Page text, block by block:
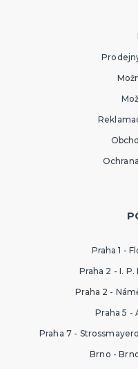
Praha 1 -
Praha 2 - I.
Praha 2 -
Praha 5 -
Praha 7 -
Brno -